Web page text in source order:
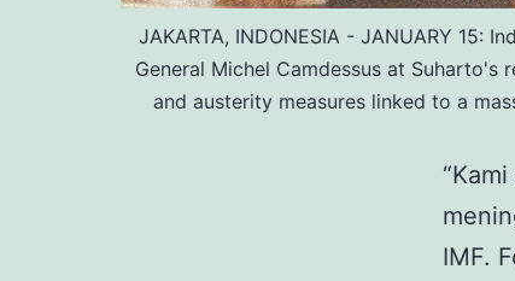
JAKARTA, INDONESIA - JANUARY 15:
General Michel Camdessus at Suharto's
and austerity measures linked to a
IMF.